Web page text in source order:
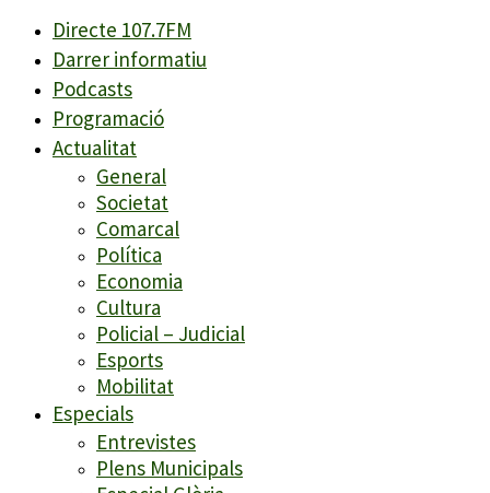
Directe 107.7FM
Darrer informatiu
Podcasts
Programació
Actualitat
General
Societat
Comarcal
Política
Economia
Cultura
Policial – Judicial
Esports
Mobilitat
Especials
Entrevistes
Plens Municipals